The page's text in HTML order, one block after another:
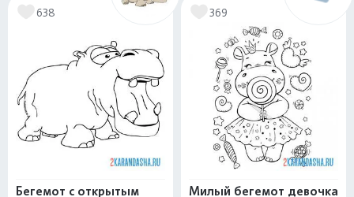
638
Бегемот с открытым
369
Милый бегемот девочка